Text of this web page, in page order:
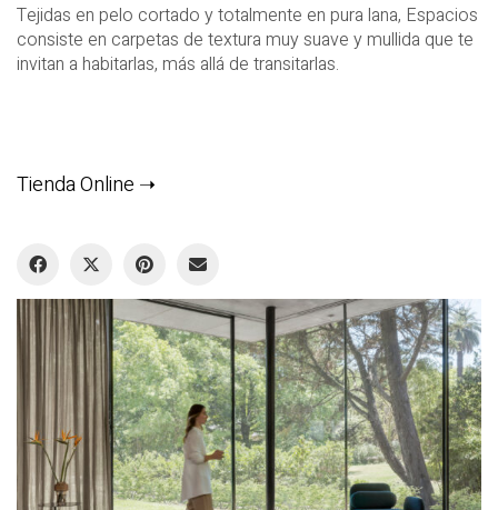
Tejidas en pelo cortado y totalmente en pura lana, Espacios
consiste en carpetas de textura muy suave y mullida que te
invitan a habitarlas, más allá de transitarlas.
Tienda Online